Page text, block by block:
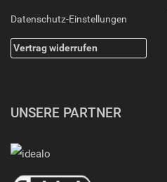
Datenschutz-Einstellungen
Vertrag widerrufen
UNSERE PARTNER